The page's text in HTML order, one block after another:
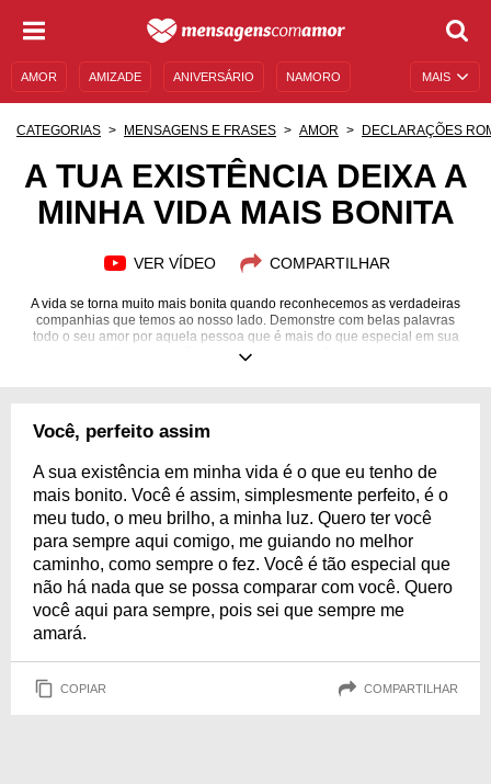
MAIS
AMOR AMIZADE ANIVERSÁRIO NAMORO
AUTOAJUDA
MENSAGENS E FRASES MENSAGENS DE ANIVERSÁRIO
CATEGORIAS MENSAGENS E FRASES AMOR DECLARAÇÕES
A TUA EXISTÊNCIA DEIXA A
MINHA VIDA MAIS BONITA
VER VÍDEO COMPARTILHAR
A vida se torna muito mais bonita quando reconhecemos as verdadeiras
companhias que temos ao nosso lado. Demonstre com belas palavras
todo o seu amor por aquela pessoa que é mais do que especial em sua
vida! Demonstrações de carinho nunca são excessivas!
Você, perfeito assim
A sua existência em minha vida é o que eu tenho de
mais bonito. Você é assim, simplesmente perfeito, é o
meu tudo, o meu brilho, a minha luz. Quero ter você
para sempre aqui comigo, me guiando no melhor
caminho, como sempre o fez. Você é tão especial que
não há nada que se possa comparar com você. Quero
você aqui para sempre, pois sei que sempre me
amará.
COPIAR COMPARTILHAR